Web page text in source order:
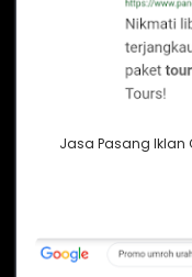
Jasa Pasang Iklan